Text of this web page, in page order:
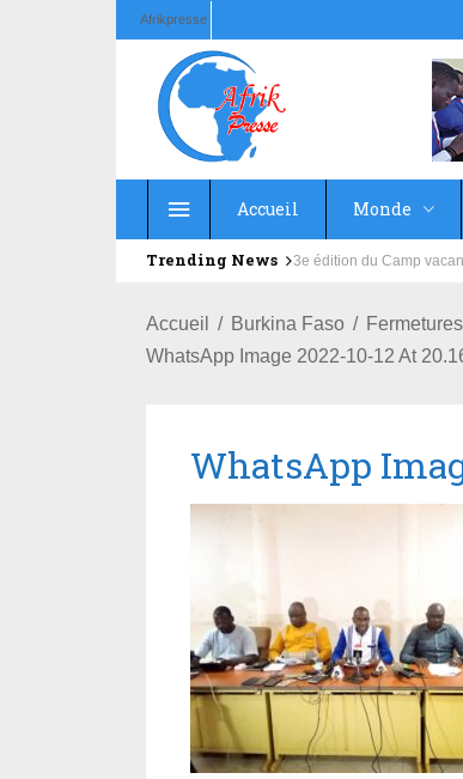
Afrikpresse
Accueil Monde
Trending News Education : la fédération
Accueil Burkina Faso
WhatsApp Image 2022-10-12 At
WhatsApp